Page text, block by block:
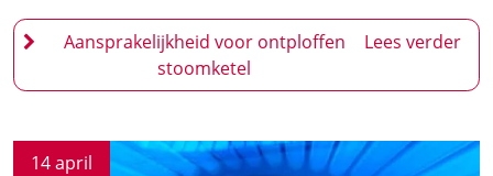
Aansprakelijkheid voor ontploffen
stoomketel
14 april